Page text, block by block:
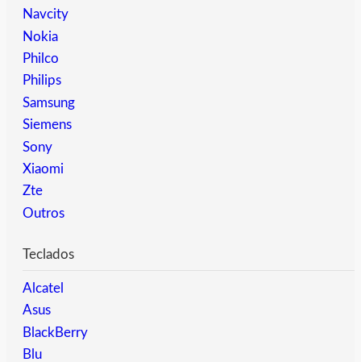
Navcity
Nokia
Philco
Philips
Samsung
Siemens
Sony
Xiaomi
Zte
Outros
Teclados
Alcatel
Asus
BlackBerry
Blu